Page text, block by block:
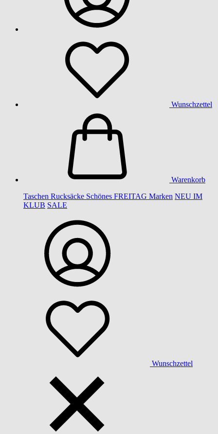
Wunschzettel
Warenkorb
Taschen Rucksäcke Schönes FREITAG Marken NEU IM
KLUB SALE
Wunschzettel